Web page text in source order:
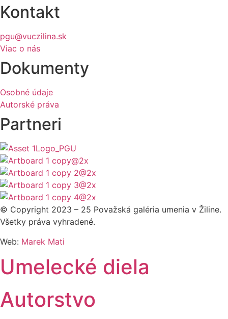
Kontakt
pgu@vuczilina.sk
Viac o nás
Dokumenty
Osobné údaje
Autorské práva
Partneri
© Copyright 2023 – 25 Považská galéria umenia v Žiline.
Všetky práva vyhradené.
Web: Marek Mati
Umelecké diela
Autorstvo